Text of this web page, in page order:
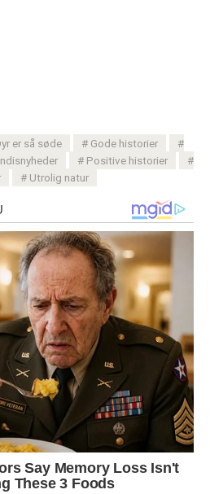
er så søde
Gode ​​historier
Positive historier
Utrolig natur